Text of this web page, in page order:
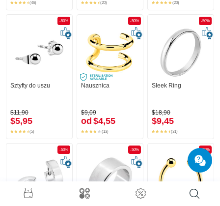
(46) (20) (20)
-50%
Sztyfty do uszu
$11,90
$5,95
(5)
-50%
Nausznica
$9,09
od $4,55
(13)
-50%
Sleek Ring
$18,90
$9,45
(31)
-50% -50% -50%